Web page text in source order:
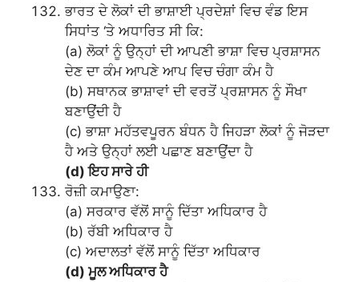
ਭਾਰਤ ਦੇ ਲੋਕਾਂ ਦੀ ਭਾਸ਼ਾਈ ਪ੍ਰਦੇਸ਼ਾਂ ਵਿਚ ਵੰਡ ਇਸ
ਸਿਧਾਂਤ ‘ਤੇ ਅਧਾਰਿਤ ਸੀ ਕਿ:
(a) ਲੋਕਾਂ ਨੂੰ ਉਨ੍ਹਾਂ ਦੀ ਆਪਣੀ ਭਾਸ਼ਾ ਵਿਚ ਪ੍ਰਸ਼ਾਸਨ
ਦੇਣ ਦਾ ਕੰਮ ਆਪਣੇ ਆਪ ਵਿਚ ਚੰਗਾ ਕੰਮ ਹੈ
(b) ਸਥਾਨਕ ਭਾਸ਼ਾਵਾਂ ਦੀ ਵਰਤੋਂ ਪ੍ਰਸ਼ਾਸਨ ਨੂੰ ਸੌਖਾ
ਬਣਾਉਂਦੀ ਹੈ
(c) ਭਾਸ਼ਾ ਮਹੱਤਵਪੂਰਨ ਬੰਧਨ ਹੈ ਜਿਹੜਾ ਲੋਕਾਂ ਨੂੰ ਜੋੜਦਾ
ਹੈ ਅਤੇ ਉਨ੍ਹਾਂ ਲਈ ਪਛਾਣ ਬਣਾਉਂਦਾ ਹੈ
(d) ਇਹ ਸਾਰੇ ਹੀ
ਰੋਜ਼ੀ ਕਮਾਉਣਾ:
(a) ਸਰਕਾਰ ਵੱਲੋਂ ਸਾਨੂੰ ਦਿੱਤਾ ਅਧਿਕਾਰ ਹੈ
(b) ਰੱਬੀ ਅਧਿਕਾਰ ਹੈ
(c) ਅਦਾਲਤਾਂ ਵੱਲੋਂ ਸਾਨੂੰ ਦਿੱਤਾ ਅਧਿਕਾਰ
(d) ਮੂਲ ਅਧਿਕਾਰ ਹੈ